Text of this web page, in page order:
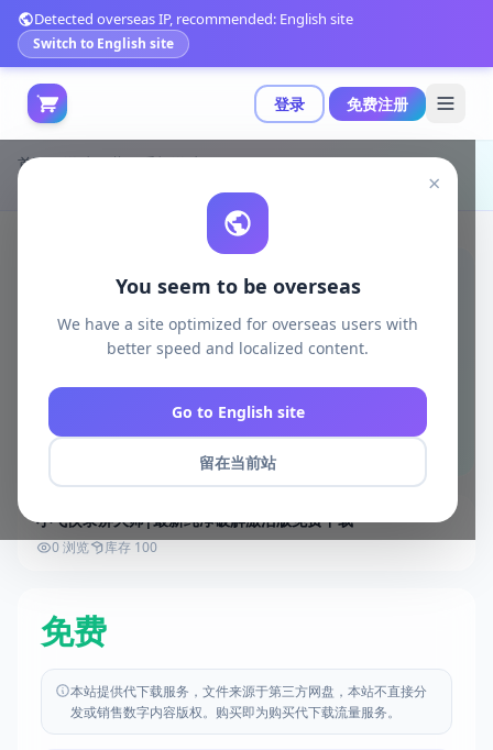
登录 免费注册
Detected overseas IP, recommended: English site
Switch to English site
×
You seem to be overseas
We have a site optimized for overseas users with
better speed and localized content.
Go to English site
留在当前站
首页 游戏下载
手机游戏
小飞侠录屏大师|最新纯净破解激活版免费下载
0 浏览 库存 100
免费
本站提供代下载服务，文件来源于第三方网盘，本站不直接分
发或销售数字内容版权。购买即为购买代下载流量服务。